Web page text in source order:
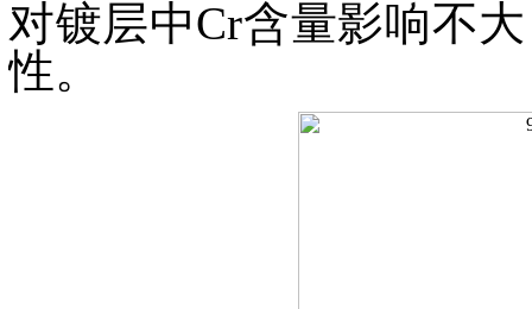
对镀层中Cr含量影响不
性。